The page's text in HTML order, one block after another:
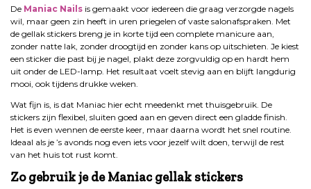
De Maniac Nails is gemaakt voor iedereen die graag verzorgde nagels
wil, maar geen zin heeft in uren priegelen of vaste salonafspraken. Met
de gellak stickers breng je in korte tijd een complete manicure aan,
zonder natte lak, zonder droogtijd en zonder kans op uitschieten. Je kiest
een sticker die past bij je nagel, plakt deze zorgvuldig op en hardt hem
uit onder de LED-lamp. Het resultaat voelt stevig aan en blijft langdurig
mooi, ook tijdens drukke weken.
Wat fijn is, is dat Maniac hier echt meedenkt met thuisgebruik. De
stickers zijn flexibel, sluiten goed aan en geven direct een gladde finish.
Het is even wennen de eerste keer, maar daarna wordt het snel routine.
Ideaal als je ’s avonds nog even iets voor jezelf wilt doen, terwijl de rest
van het huis tot rust komt.
Zo gebruik je de Maniac gellak stickers